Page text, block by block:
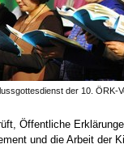
der 10. ÖRK-
Öffentliche
und die Arbeit der